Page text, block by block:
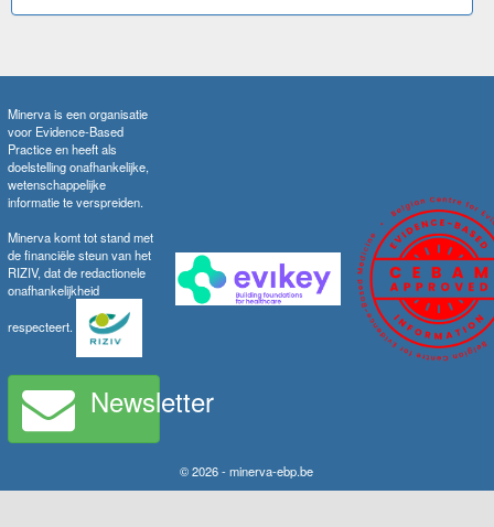
Minerva is een organisatie
voor Evidence-Based
Practice en heeft als
doelstelling onafhankelijke,
wetenschappelijke
informatie te verspreiden.
Minerva komt tot stand met
de financiële steun van het
RIZIV, dat de redactionele
onafhankelijkheid
respecteert.
Newsletter
© 2026 - minerva-ebp.be